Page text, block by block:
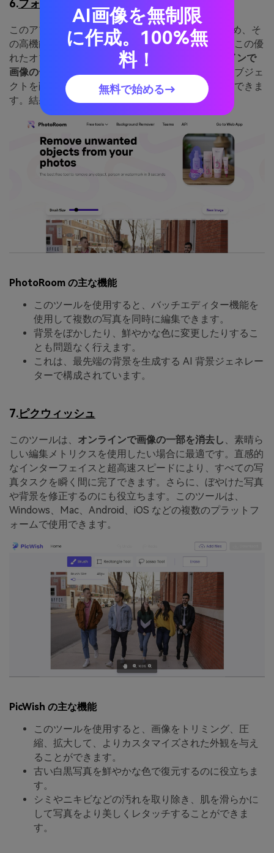
6.フォトルーム
このアプリは Web、iOS、Android で利用できるため、そ
の高機能さでユーザーを驚かせることができます。この優
れたオブジェクト リムーバーを使用して、
オンラインで
画像の一部を削除することもできます。さらに、オブジェ
クトを削除するだけでなく、背景全体も一緒に削除できま
す。結果の正確性も保証されています。
PhotoRoom の主な機能
このツールを使用すると、バッチエディター機能を
使用して複数の写真を同時に編集できます。
背景をぼかしたり、鮮やかな色に変更したりするこ
とも問題なく行えます。
これは、最先端の背景を生成する AI 背景ジェネレー
ターで構成されています。
7.ピクウィッシュ
このツールは、 オンラインで画像の一部を消去し
、素晴ら
しい編集メトリクスを使用したい場合に最適です。直感的
なインターフェイスと超高速スピードにより、すべての写
真タスクを瞬く間に完了できます。さらに、ぼやけた写真
や背景を修正するのにも役立ちます。このツールは、
Windows、Mac、Android、iOS などの複数のプラットフ
ォームで使用できます。
PicWish の主な機能
このツールを使用すると、画像をトリミング、圧
縮、拡大して、よりカスタマイズされた外観を与え
ることができます。
古い白黒写真を鮮やかな色で復元するのに役立ちま
す。
シミやニキビなどの汚れを取り除き、肌を滑らかに
して写真をより美しくレタッチすることができま
す。
AI画像を無制限
に作成。100%無
料！
無料で始める→